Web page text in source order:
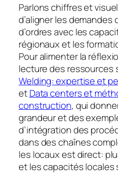
Parlons chiffres et
d’aligner les demandes
d’ordres avec les
régionaux et les
Pour alimenter la
lecture des ressources
Welding: expertise et
etData centers et
construction, qui
grandeur et des
d’intégration des
dans des chaînes
les locaux est direct:
et les capacités locales